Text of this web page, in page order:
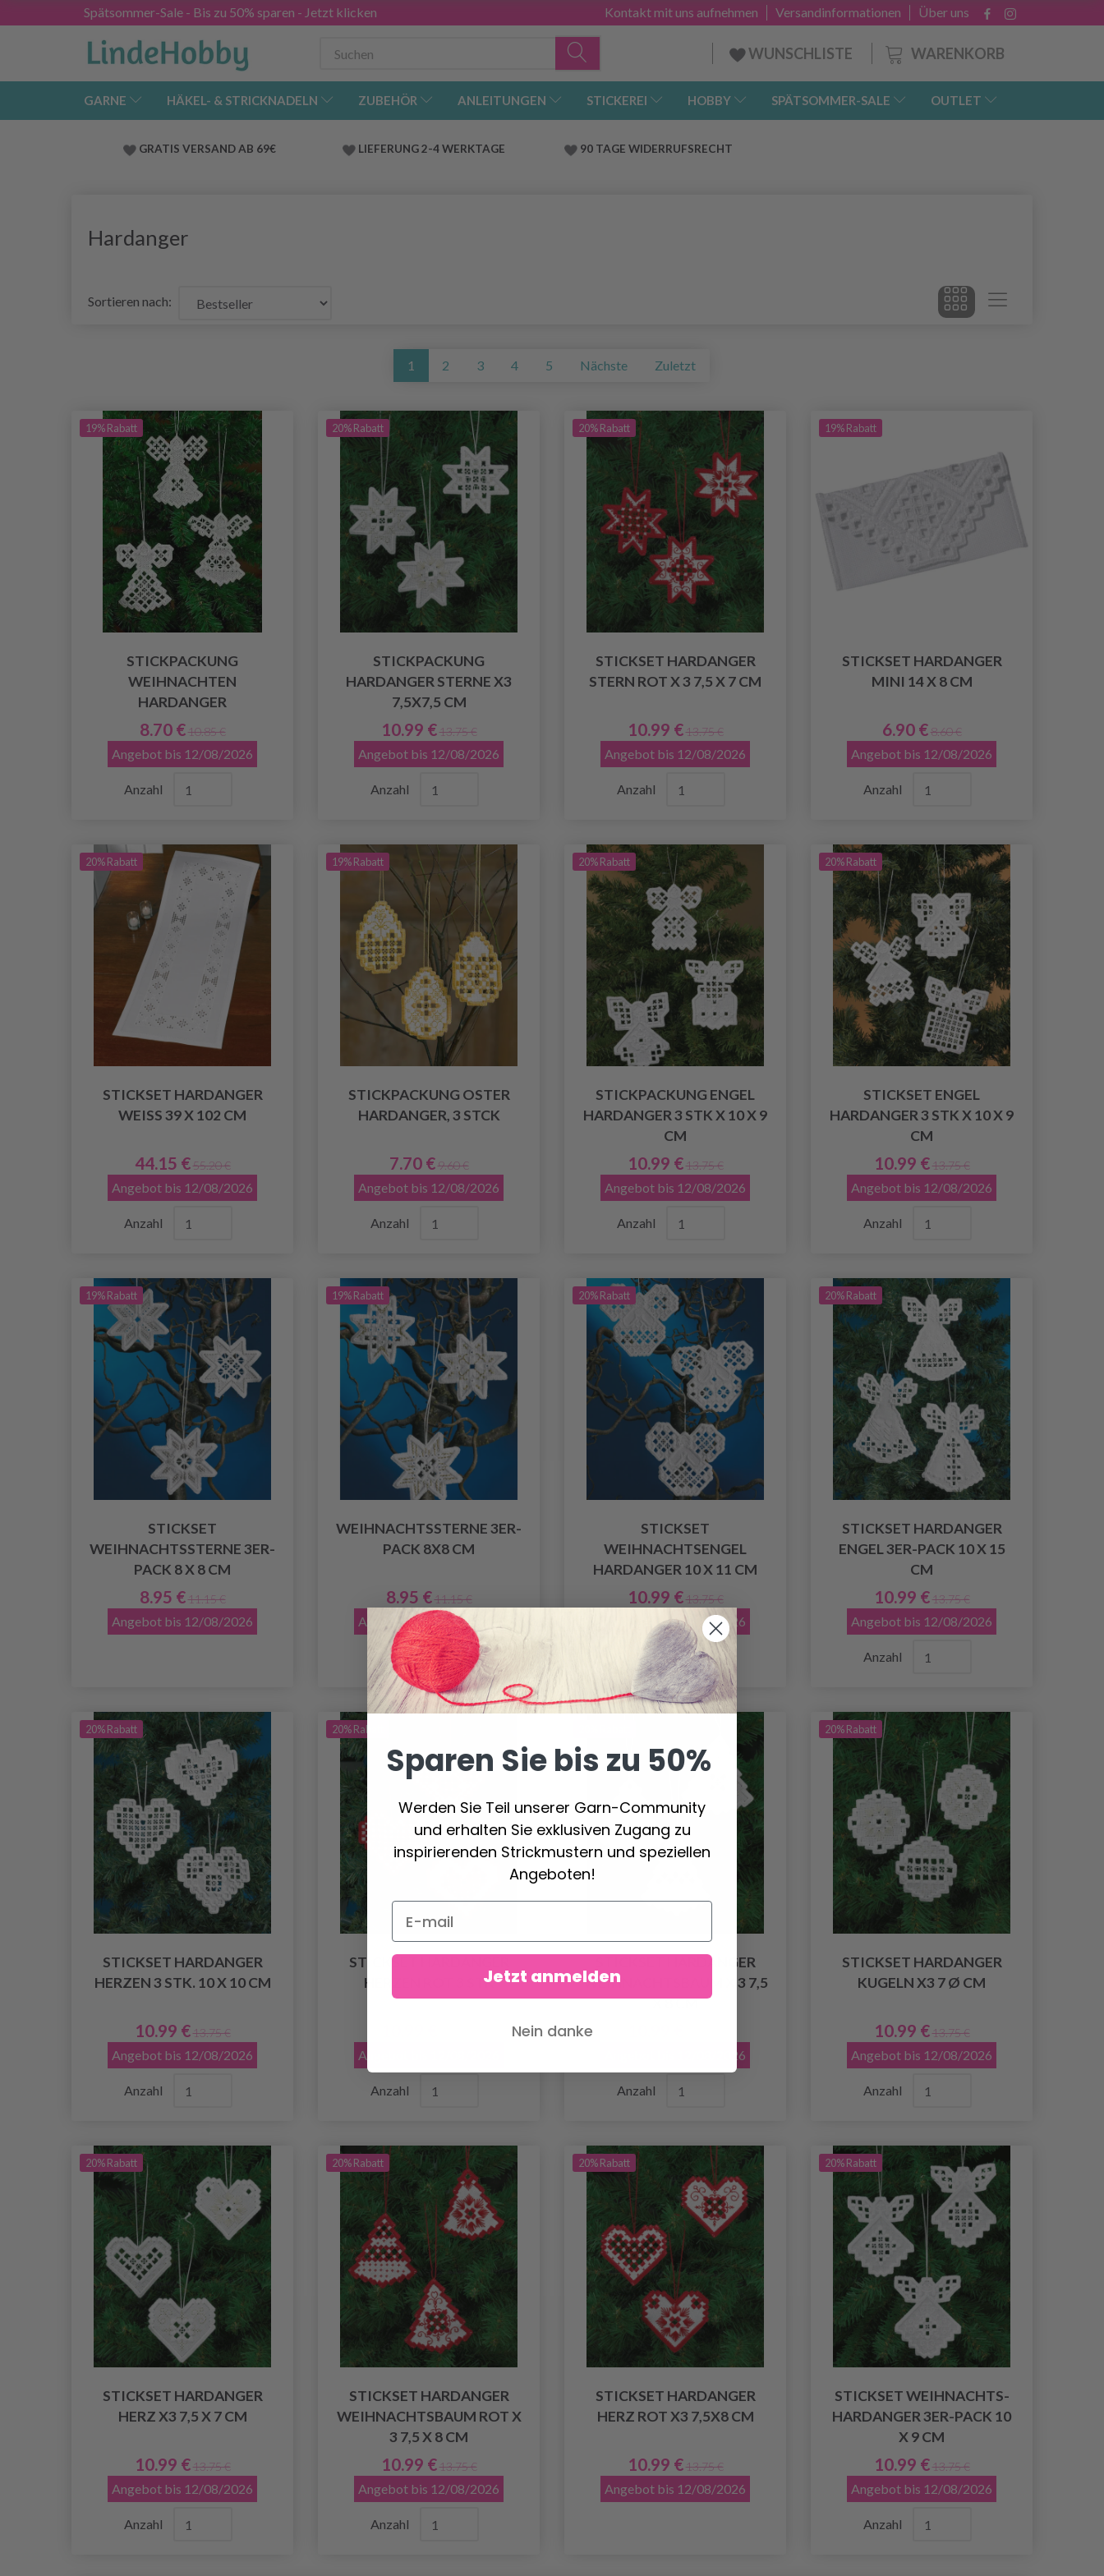
Spätsommer-Sale - Bis zu 50% sparen - Jetzt klicken Über uns
Versandinformationen
Kontakt mit uns aufnehmen
WARENKORB
WUNSCHLISTE
GARNE HÄKEL- & STRICKNADELN ZUBEHÖR ANLEITUNGEN STICKEREI HOBBY SPÄTSOMMER-SALE OUTLET
GRATIS VERSAND AB 69€ LIEFERUNG 2-4 WERKTAGE 90 TAGE WIDERRUFSRECHT
Hardanger
Sortieren nach:
1 2 3 4 5 Nächste Zuletzt
19% Rabatt
STICKPACKUNG
WEIHNACHTEN
HARDANGER
8.70 € 10.85 €
Angebot bis 12/08/2026
Anzahl
20% Rabatt
STICKPACKUNG
HARDANGER STERNE X3
7,5X7,5 CM
10.99 € 13.75 €
Angebot bis 12/08/2026
Anzahl
20% Rabatt
STICKSET HARDANGER
STERN ROT X 3 7,5 X 7 CM
10.99 € 13.75 €
Angebot bis 12/08/2026
Anzahl
19% Rabatt
STICKSET HARDANGER
MINI 14 X 8 CM
6.90 € 8.60 €
Angebot bis 12/08/2026
Anzahl
20% Rabatt
STICKSET HARDANGER
WEISS 39 X 102 CM
44.15 € 55.20 €
Angebot bis 12/08/2026
Anzahl
19% Rabatt
STICKPACKUNG OSTER
HARDANGER, 3 STCK
7.70 € 9.60 €
Angebot bis 12/08/2026
Anzahl
20% Rabatt
STICKPACKUNG ENGEL
HARDANGER 3 STK X 10 X 9
CM
10.99 € 13.75 €
Angebot bis 12/08/2026
Anzahl
20% Rabatt
STICKSET ENGEL
HARDANGER 3 STK X 10 X 9
CM
10.99 € 13.75 €
Angebot bis 12/08/2026
Anzahl
19% Rabatt
STICKSET
WEIHNACHTSSTERNE 3ER-
PACK 8 X 8 CM
8.95 € 11.15 €
Angebot bis 12/08/2026
19% Rabatt
WEIHNACHTSSTERNE 3ER-
PACK 8X8 CM
8.95 € 11.15 €
Angebot bis 12/08/2026
20% Rabatt
STICKSET
WEIHNACHTSENGEL
HARDANGER 10 X 11 CM
10.99 € 13.75 €
Angebot bis 12/08/2026
Anzahl
20% Rabatt
STICKSET HARDANGER
ENGEL 3ER-PACK 10 X 15
CM
10.99 € 13.75 €
Angebot bis 12/08/2026
Anzahl
20% Rabatt
STICKSET HARDANGER
HERZEN 3 STK. 10 X 10 CM
10.99 € 13.75 €
Angebot bis 12/08/2026
Anzahl
20% Rabatt
STICKSET HARDANGER
HERZEN ROT 3 STK
Angebot bis 12/08/2026
Anzahl
STICKSET HARDANGER
WEIHNACHTSBAUM X 3 7,5
X 8 CM
Angebot bis 12/08/2026
Anzahl
20% Rabatt
STICKSET HARDANGER
KUGELN X3 7 Ø CM
10.99 € 13.75 €
Angebot bis 12/08/2026
Anzahl
20% Rabatt
STICKSET HARDANGER
HERZ X3 7,5 X 7 CM
10.99 € 13.75 €
Angebot bis 12/08/2026
Anzahl
20% Rabatt
STICKSET HARDANGER
WEIHNACHTSBAUM ROT X
3 7,5 X 8 CM
10.99 € 13.75 €
Angebot bis 12/08/2026
Anzahl
20% Rabatt
STICKSET HARDANGER
HERZ ROT X3 7,5X8 CM
10.99 € 13.75 €
Angebot bis 12/08/2026
20% Rabatt
STICKSET WEIHNACHTS-
HARDANGER 3ER-PACK 10
X 9 CM
10.99 € 13.75 €
Angebot bis 12/08/2026
Anzahl
Sparen Sie bis zu 50%
Werden Sie Teil unserer Garn-Community
und erhalten Sie exklusiven Zugang zu
inspirierenden Strickmustern und speziellen
Angeboten!
Jetzt anmelden
Nein danke